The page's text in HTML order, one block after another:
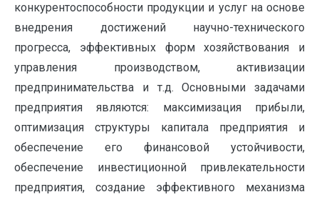
конкурентоспособности продукции и услуг на основе
внедрения достижений научно-технического
прогресса, эффективных форм хозяйствования и
управления производством, активизации
предпринимательства и т.д. Основными задачами
предприятия являются: максимизация прибыли,
оптимизация структуры капитала предприятия и
обеспечение его финансовой устойчивости,
обеспечение инвестиционной привлекательности
предприятия, создание эффективного механизма